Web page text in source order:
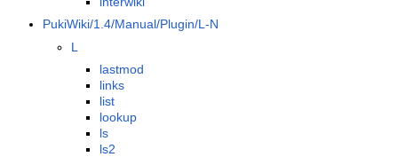
PukiWiki/1.4/Manual/Plugin/L-N
L
lastmod
links
list
lookup
ls
ls2